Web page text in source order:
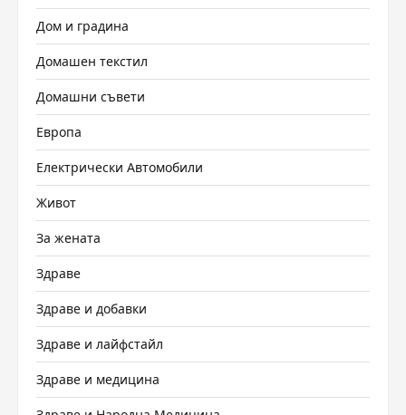
Дом и градина
Домашен текстил
Домашни съвети
Европа
Електрически Автомобили
Живот
За жената
Здраве
Здраве и добавки
Здраве и лайфстайл
Здраве и медицина